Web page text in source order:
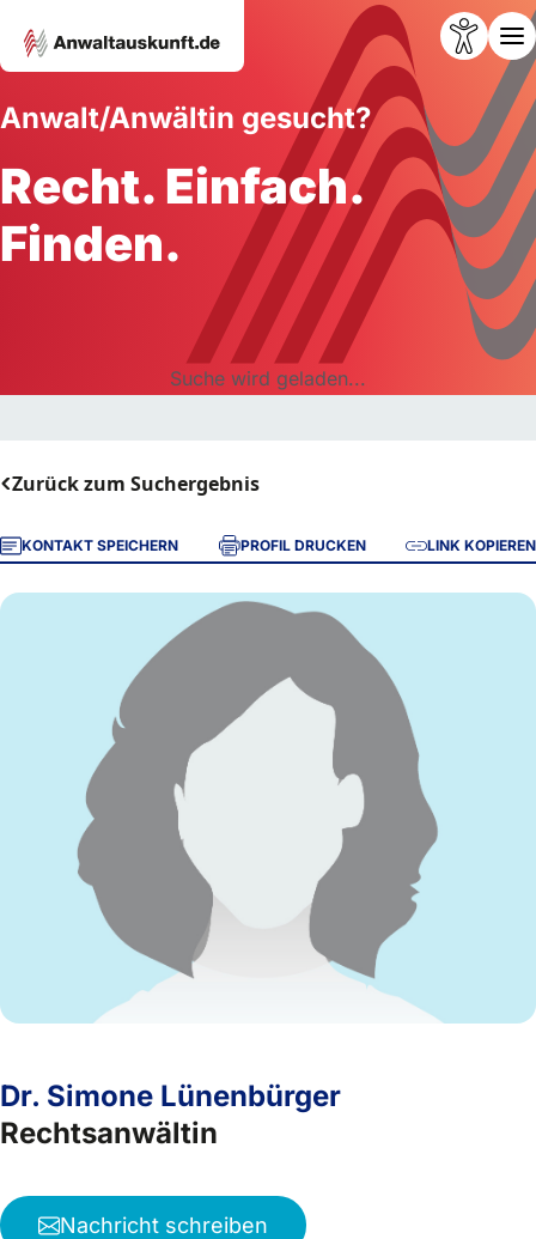
Anwalt/Anwältin gesucht?
Recht. Einfach.
Finden.
Suche wird geladen...
Zurück zum Suchergebnis
KONTAKT SPEICHERN PROFIL DRUCKEN LINK KOPIEREN
Dr. Simone Lünenbürger
Rechtsanwältin
Nachricht schreiben